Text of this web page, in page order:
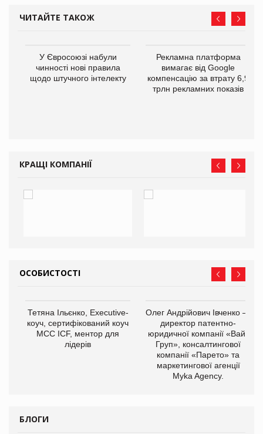
ЧИТАЙТЕ ТАКОЖ
У Євросоюзі набули
чинності нові правила
щодо штучного інтелекту
Рекламна платформа
вимагає від Google
компенсацію за втрату 6,9
трлн рекламних показів
КРАЩІ КОМПАНІЇ
ОСОБИСТОСТІ
Тетяна Ільєнко, Executive-
коуч, сертифікований коуч
МСС ICF, ментор для
лідерів
Олег Андрійович Івченко —
директор патентно-
юридичної компанії «Вайз
Груп», консалтингової
компанії «Парето» та
маркетингової агенції
Myka Agency.
БЛОГИ